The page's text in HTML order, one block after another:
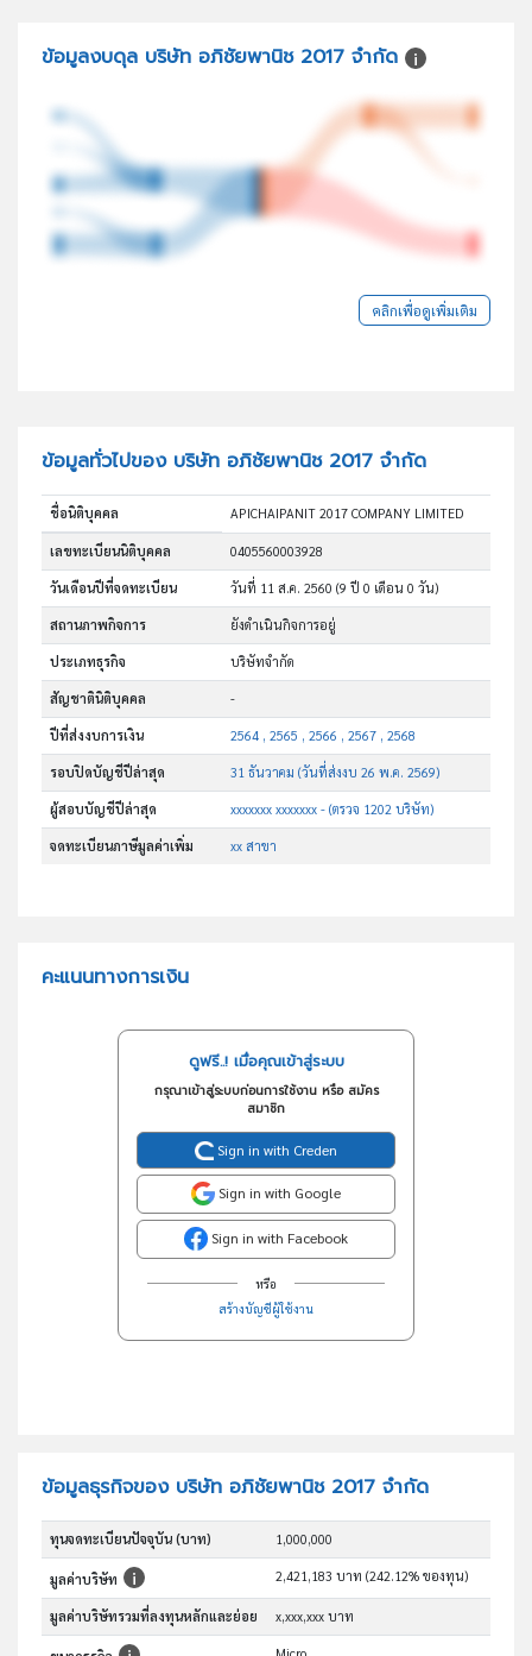
ข้อมูลงบดุล บริษัท อภิชัยพานิช 2017 จำกัด
คลิกเพื่อดูเพิ่มเติม
ข้อมูลทั่วไปของ บริษัท อภิชัยพานิช 2017 จำกัด
ชื่อนิติบุคคล APICHAIPANIT 2017 COMPANY LIMITED
เลขทะเบียนนิติบุคคล 0405560003928
วันเดือนปีที่จดทะเบียน วันที่ 11 ส.ค. 2560(9 ปี 0 เดือน 0 วัน)
สถานภาพกิจการ ยังดำเนินกิจการอยู่
ประเภทธุรกิจ บริษัทจำกัด
สัญชาตินิติบุคคล -
ปีที่ส่งงบการเงิน 2564 , 2565 , 2566 , 2567 , 2568
รอบปิดบัญชีปีล่าสุด 31 ธันวาคม (วันที่ส่งงบ 26 พ.ค. 2569)
ผู้สอบบัญชีปีล่าสุด xxxxxxx xxxxxxx - (ตรวจ 1202 บริษัท)
จดทะเบียนภาษีมูลค่าเพิ่ม xx สาขา
คะแนนทางการเงิน
ดูฟรี..! เมื่อคุณเข้าสู่ระบบ
กรุณาเข้าสู่ระบบก่อนการใช้งาน หรือ สมัคร
สมาชิก
Sign in with Creden
Sign in with Google
Sign in with Facebook
หรือ
สร้างบัญชีผู้ใช้งาน
ข้อมูลธุรกิจของ บริษัท อภิชัยพานิช 2017 จำกัด
ทุนจดทะเบียนปัจจุบัน (บาท) 1,000,000
มูลค่าบริษัท 2,421,183 บาท (242.12% ของทุน)
มูลค่าบริษัทรวมที่ลงทุนหลักและย่อย x,xxx,xxx บาท